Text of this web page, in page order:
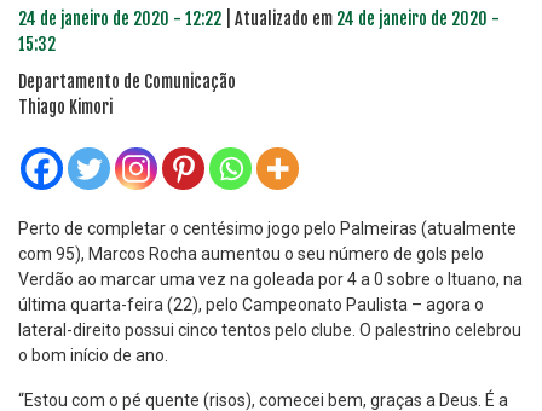
24 de janeiro de 2020 - 12:22 | Atualizado em 24 de janeiro de 2020 -
15:32
Departamento de Comunicação
Thiago Kimori
Perto de completar o centésimo jogo pelo Palmeiras (atualmente
com 95), Marcos Rocha aumentou o seu número de gols pelo
Verdão ao marcar uma vez na goleada por 4 a 0 sobre o Ituano, na
última quarta-feira (22), pelo Campeonato Paulista – agora o
lateral-direito possui cinco tentos pelo clube. O palestrino celebrou
o bom início de ano.
“Estou com o pé quente (risos), comecei bem, graças a Deus. É a